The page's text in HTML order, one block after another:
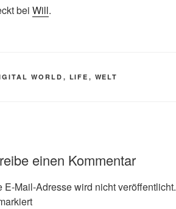
bei Will.
WORLD, LIFE , WELT
einen Kommentar
E-Mail-Adresse wird nicht veröffentlicht.